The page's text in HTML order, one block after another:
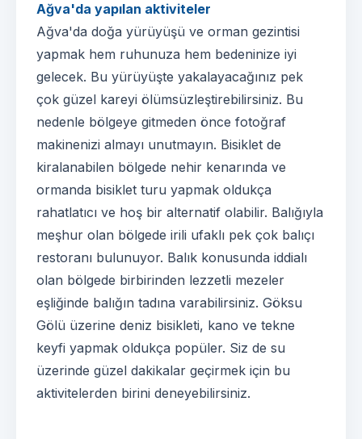
Ağva'da yapılan aktiviteler
Ağva'da doğa yürüyüşü ve orman gezintisi
yapmak hem ruhunuza hem bedeninize iyi
gelecek. Bu yürüyüşte yakalayacağınız pek
çok güzel kareyi ölümsüzleştirebilirsiniz. Bu
nedenle bölgeye gitmeden önce fotoğraf
makinenizi almayı unutmayın. Bisiklet de
kiralanabilen bölgede nehir kenarında ve
ormanda bisiklet turu yapmak oldukça
rahatlatıcı ve hoş bir alternatif olabilir. Balığıyla
meşhur olan bölgede irili ufaklı pek çok balıçı
restoranı bulunuyor. Balık konusunda iddialı
olan bölgede birbirinden lezzetli mezeler
eşliğinde balığın tadına varabilirsiniz. Göksu
Gölü üzerine deniz bisikleti, kano ve tekne
keyfi yapmak oldukça popüler. Siz de su
üzerinde güzel dakikalar geçirmek için bu
aktivitelerden birini deneyebilirsiniz.